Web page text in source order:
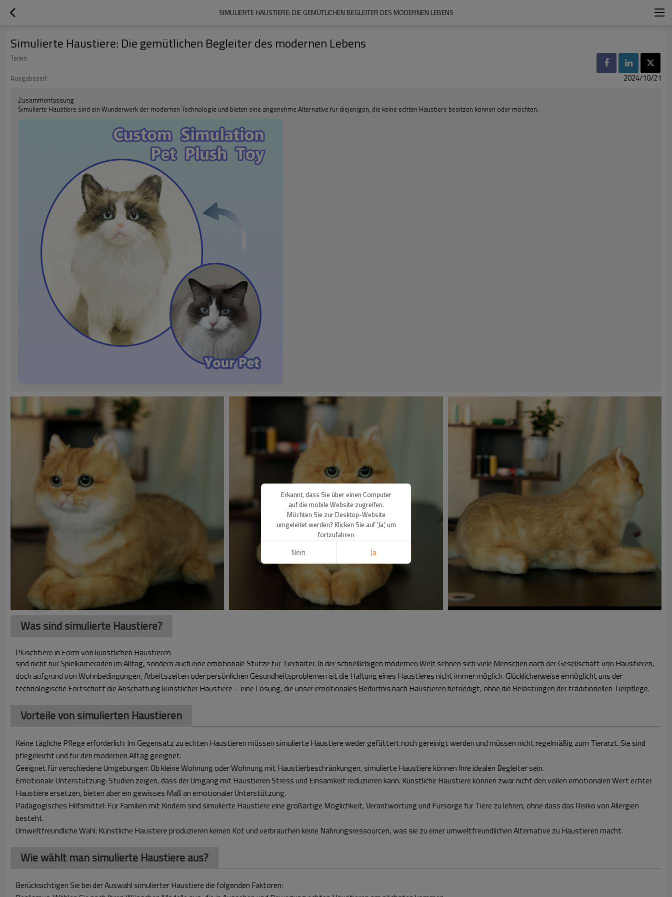
SIMULIERTE HAUSTIERE: DIE GEMÜTLICHEN BEGLEITER DES MODERNEN LEBENS
Simulierte Haustiere: Die gemütlichen Begleiter des modernen Lebens
Teilen
Ausgabezeit
2024/10/21
Zusammenfassung
Simulierte Haustiere sind ein Wunderwerk der modernen Technologie und bieten eine angenehme Alternative für diejenigen, die keine echten Haustiere besitzen können oder möchten.
Was sind simulierte Haustiere?
Plüschtiere in Form von künstlichen Haustieren
sind nicht nur Spielkameraden im Alltag, sondern auch eine emotionale Stütze für Tierhalter. In der schnelllebigen modernen Welt sehnen sich viele Menschen nach der Gesellschaft von Haustieren,
doch aufgrund von Wohnbedingungen, Arbeitszeiten oder persönlichen Gesundheitsproblemen ist die Haltung eines Haustieres nicht immer möglich. Glücklicherweise ermöglicht uns der
technologische Fortschritt die Anschaffung künstlicher Haustiere – eine Lösung, die unser emotionales Bedürfnis nach Haustieren befriedigt, ohne die Belastungen der traditionellen Tierpflege.
Vorteile von simulierten Haustieren
Keine tägliche Pflege erforderlich: Im Gegensatz zu echten Haustieren müssen simulierte Haustiere weder gefüttert noch gereinigt werden und müssen nicht regelmäßig zum Tierarzt. Sie sind
pflegeleicht und für den modernen Alltag geeignet.
Geeignet für verschiedene Umgebungen: Ob kleine Wohnung oder Wohnung mit Haustierbeschränkungen, simulierte Haustiere können Ihre idealen Begleiter sein.
Emotionale Unterstützung: Studien zeigen, dass der Umgang mit Haustieren Stress und Einsamkeit reduzieren kann. Künstliche Haustiere können zwar nicht den vollen emotionalen Wert echter
Haustiere ersetzen, bieten aber ein gewisses Maß an emotionaler Unterstützung.
Pädagogisches Hilfsmittel: Für Familien mit Kindern sind simulierte Haustiere eine großartige Möglichkeit, Verantwortung und Fürsorge für Tiere zu lehren, ohne dass das Risiko von Allergien
besteht.
Umweltfreundliche Wahl: Künstliche Haustiere produzieren keinen Kot und verbrauchen keine Nahrungsressourcen, was sie zu einer umweltfreundlichen Alternative zu Haustieren macht.
Wie wählt man simulierte Haustiere aus?
Berücksichtigen Sie bei der Auswahl simulierter Haustiere die folgenden Faktoren:
Erkannt, dass Sie über einen Computer
auf die mobile Website zugreifen.
Möchten Sie zur Desktop-Website
umgeleitet werden? Klicken Sie auf 'Ja', um
fortzufahren
Nein Ja